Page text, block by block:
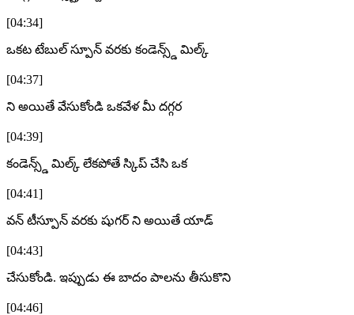
[04:34]
ఒకట టేబుల్ స్పూన్ వరకు కండెన్స్డ్ మిల్క్
[04:37]
ని అయితే వేసుకోండి ఒకవేళ మీ దగ్గర
[04:39]
కండెన్స్డ్ మిల్క్ లేకపోతే స్కిప్ చేసి ఒక
[04:41]
వన్ టీస్పూన్ వరకు షుగర్ ని అయితే యాడ్
[04:43]
చేసుకోండి. ఇప్పుడు ఈ బాదం పాలను తీసుకొని
[04:46]